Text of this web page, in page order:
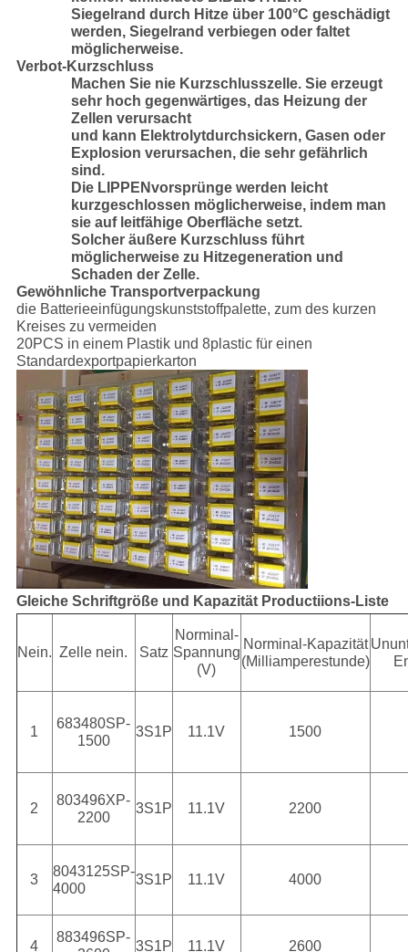
Siegelrand durch Hitze über 100°C geschädigt
werden, Siegelrand verbiegen oder faltet
möglicherweise.
Verbot-Kurzschluss
Machen Sie nie Kurzschlusszelle. Sie erzeugt
sehr hoch gegenwärtiges, das Heizung der
Zellen verursacht
und kann Elektrolytdurchsickern, Gasen oder
Explosion verursachen, die sehr gefährlich
sind.
Die LIPPENvorsprünge werden leicht
kurzgeschlossen möglicherweise, indem man
sie auf leitfähige Oberfläche setzt.
Solcher äußere Kurzschluss führt
möglicherweise zu Hitzegeneration und
Schaden der Zelle.
Gewöhnliche Transportverpackung
die Batterieeinfügungskunststoffpalette, zum des kurzen
Kreises zu vermeiden
20PCS in einem Plastik und 8plastic für einen
Standardexportpapierkarton
Gleiche Schriftgröße und Kapazität Productiions-Liste
Nein. Zelle nein. Satz
Norminal-
Spannung
(V)
Norminal-Kapazität
(Milliamperestunde)
1
683480SP-
1500
3S1P 11.1V 1500
2
803496XP-
2200
3S1P 11.1V 2200
3
8043125SP-
4000
3S1P 11.1V 4000
4
883496SP-
3S1P 11.1V 2600